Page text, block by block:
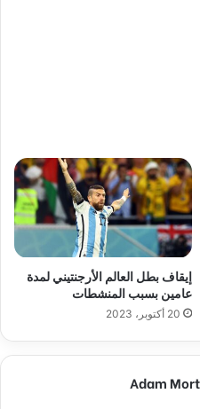
إيقاف بطل العالم الأرجنتيني لمدة
عامين بسبب المنشطات
20 أكتوبر، 2023